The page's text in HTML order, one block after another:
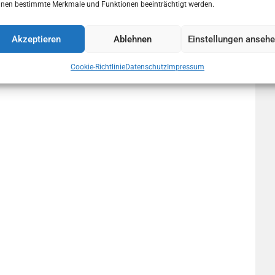
bestimmte Merkmale und Funktionen beeinträchtigt werden.
Akzeptieren Ablehnen Einstellungen
Cookie-RichtlinieDatenschutzImpressum